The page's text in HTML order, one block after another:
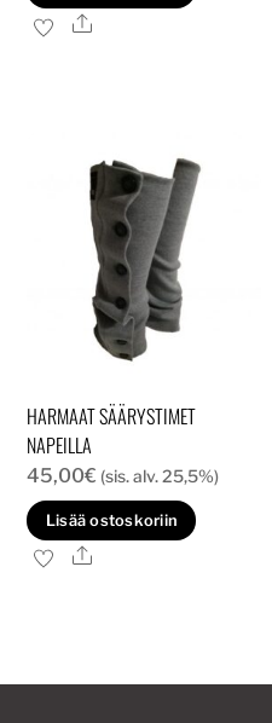
Ale
HARMAAT SÄÄRYSTIMET
NAPEILLA
45,00€ (sis. alv. 25,5%)
Lisää ostoskoriin
Ale